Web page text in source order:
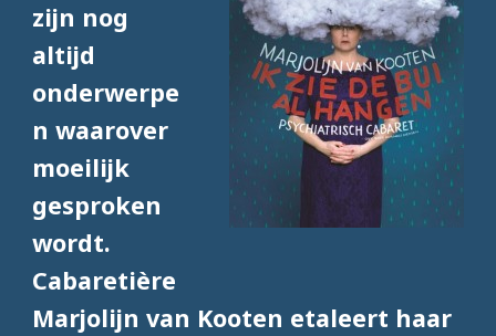
zijn nog
altijd
onderwerpe
n waarover
moeilijk
gesproken
wordt.
Cabaretière
Marjolijn van Kooten etaleert haar